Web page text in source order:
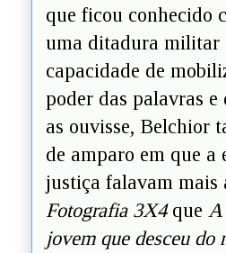
que ficou conhecido
uma ditadura militar
capacidade de
poder das palavras
as ouvisse, Belchior
de amparo em que a
justiça falavam mais
Fotografia 3X4que A
jovem que desceu